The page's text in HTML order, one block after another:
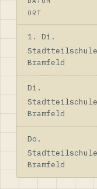
ORT
1. Di.
Stadtteilschule
Bramfeld
Di.
Stadtteilschule
Bramfeld
Do.
Stadtteilschule
Bramfeld